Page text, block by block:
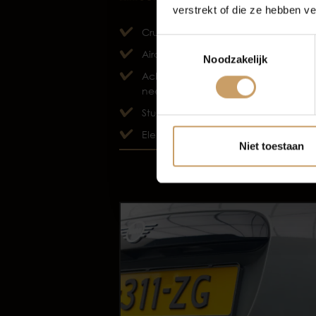
verstrekt of die ze hebben
Noodzakelijk
Niet toestaan
Cruise control
Airco
Achterbank in delen
neerklapbaar
Stuur verstelbaar
Elektrische ramen voor